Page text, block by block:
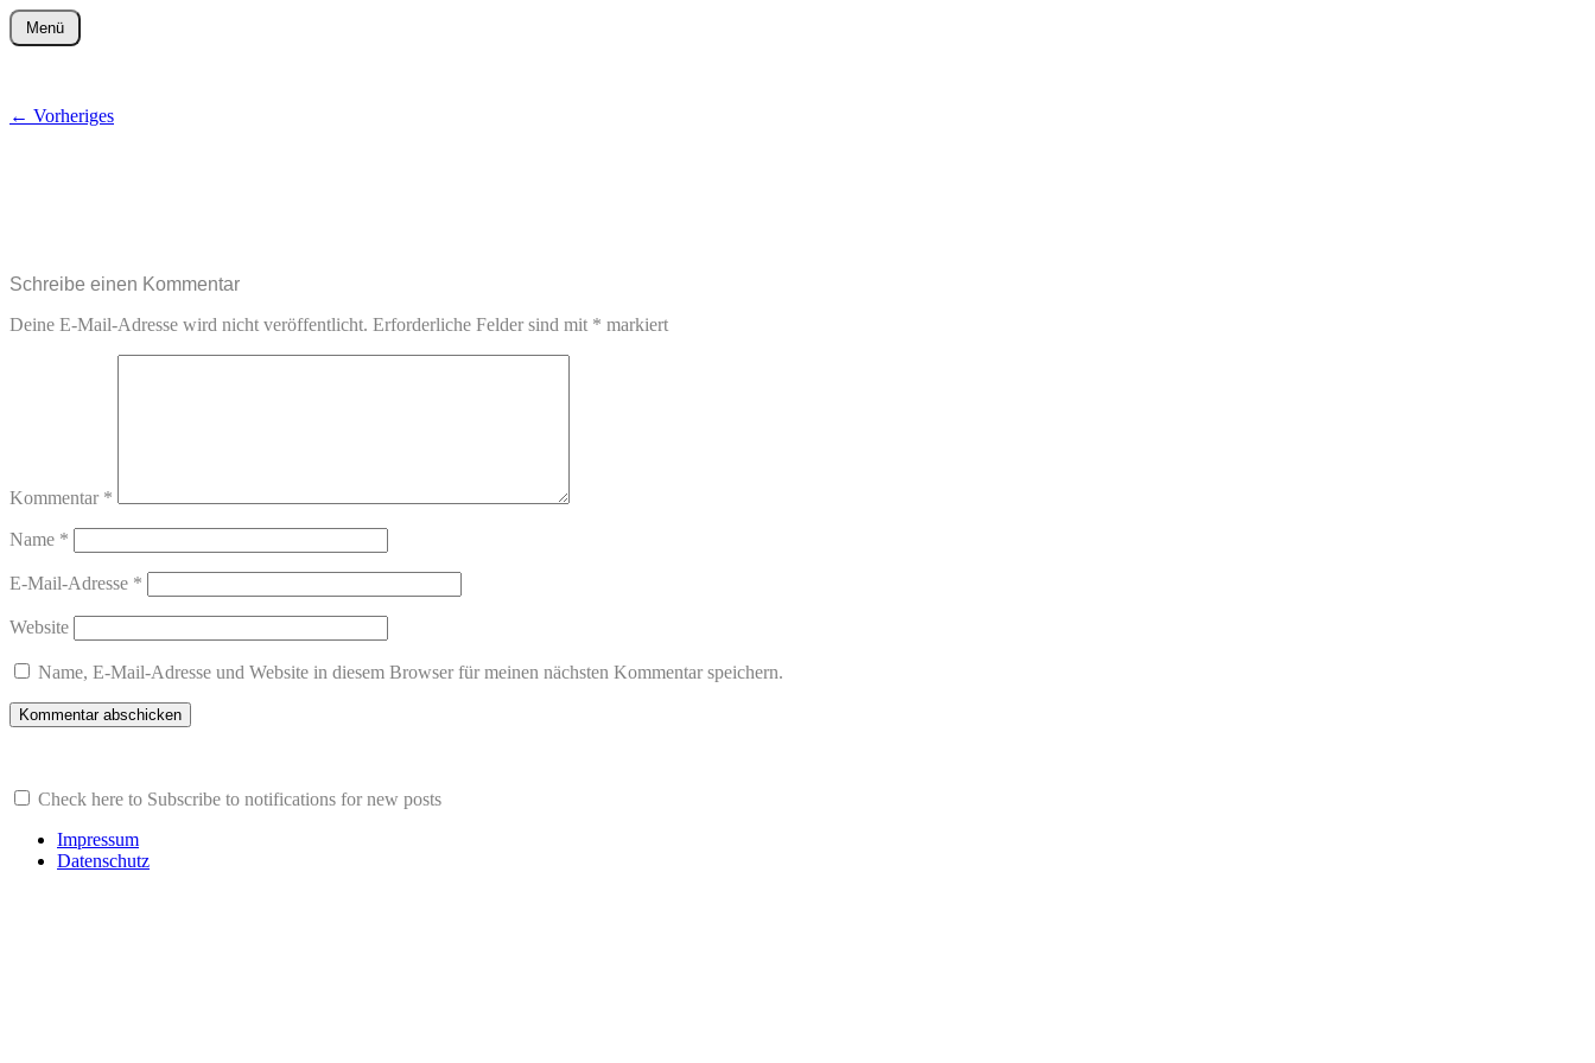
wurster-cartoon-blog.de
Menü
Zum
Inhalt
← Vorheriges
Schreibe einen Kommentar
Deine E-Mail-Adresse wird nicht veröffentlicht. Erforderliche Felder sind mit * markiert
Kommentar *
Name *
E-Mail-Adresse *
Website
Name, E-Mail-Adresse und Website in diesem Browser für meinen nächsten Kommentar speichern.
Check here to Subscribe to notifications for new posts
Impressum
Datenschutz